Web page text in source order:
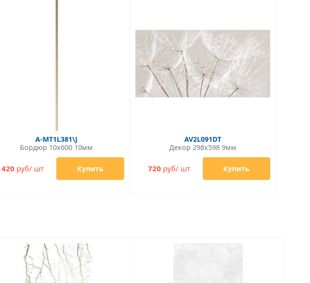
A-MT1L381\J
Бордюр 10x600 10мм
420 руб/ шт Купить
AV2L091DT
Декор 298x598 9мм
720 руб/ шт Купить